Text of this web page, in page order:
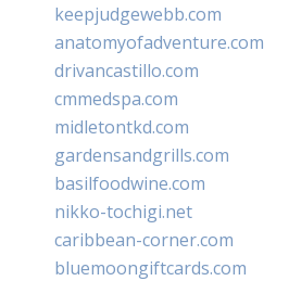
keepjudgewebb.com
anatomyofadventure.com
drivancastillo.com
cmmedspa.com
midletontkd.com
gardensandgrills.com
basilfoodwine.com
nikko-tochigi.net
caribbean-corner.com
bluemoongiftcards.com